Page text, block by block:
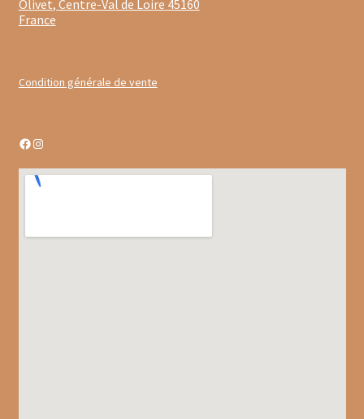
Biscuits de chambord
Olivet, Centre-Val de Loire 45160
France
Condition générale de vente
Facebook
Instagram